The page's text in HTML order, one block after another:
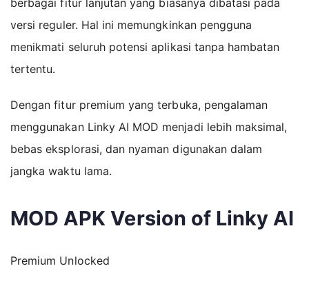
berbagai fitur lanjutan yang biasanya dibatasi pada
versi reguler. Hal ini memungkinkan pengguna
menikmati seluruh potensi aplikasi tanpa hambatan
tertentu.
Dengan fitur premium yang terbuka, pengalaman
menggunakan Linky AI MOD menjadi lebih maksimal,
bebas eksplorasi, dan nyaman digunakan dalam
jangka waktu lama.
MOD APK Version of Linky AI
Premium Unlocked